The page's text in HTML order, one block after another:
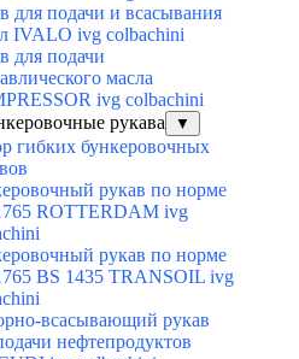
для подачи и всасывания
IVALO ivg colbachini
для подачи
масла
ivg colbachini
рукава
▼
гибких бункеровочных
рукав по норме
ROTTERDAM ivg
рукав по норме
BS 1435 TRANSOIL ivg
всасывающий рукав
нефтепродуктов